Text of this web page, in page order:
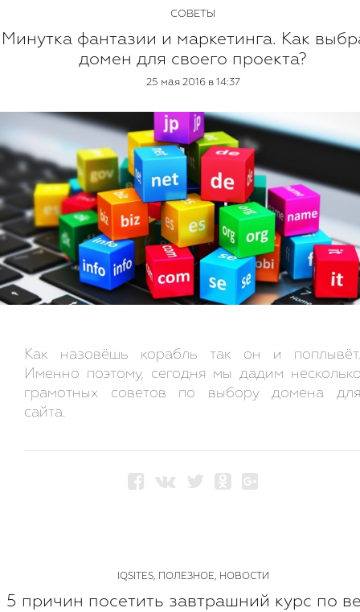
СОВЕТЫ
Минутка фантазии и маркетинга. Как
домен для своего проекта?
25 мая 2016 в 14:37
Как назовёшь корабль так он и
Именно поэтому, сегодня мы дадим
грамотных советов по выбору домена
сайта.
IQSITES, ПОЛЕЗНОЕ, НОВОСТИ
5 причин посетить завтрашний курс по